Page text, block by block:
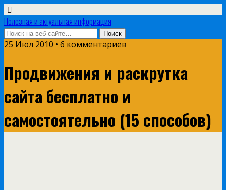
Полезная и актуальная информация
25 Июл 2010 • 6 комментариев
Продвижения и раскрутка
сайта бесплатно и
самостоятельно (15 способов)